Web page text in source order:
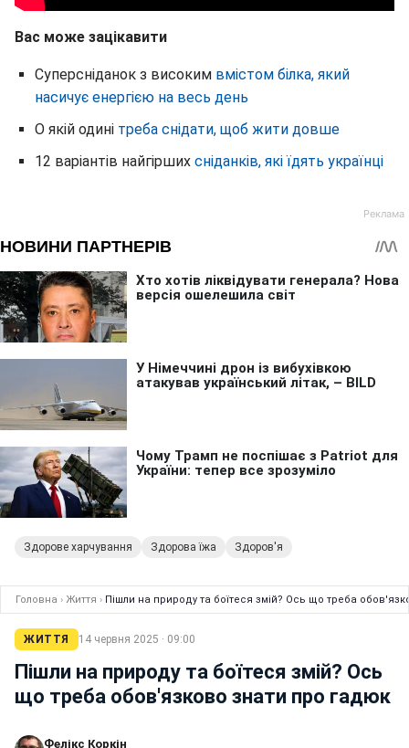
Вас може зацікавити
Суперсніданок з високим вмістом білка, який
насичує енергією на весь день
О якій одині треба снідати, щоб жити довше
12 варіантів найгірших сніданків, які їдять українці
Здорове харчування Здорова їжа Здоров'я
Головна › Життя › Пішли на природу та боїтеся змій? Ось що треба
ЖИТТЯ 14 червня 2025 · 09:00
Пішли на природу та боїтеся змій? Ось
що треба обов'язково знати про гадюк
Фелікс Коркін